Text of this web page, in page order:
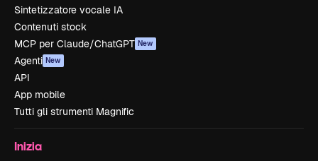
Sintetizzatore vocale IA
Contenuti stock
MCP per Claude/ChatGPT New
Agenti New
API
App mobile
Tutti gli strumenti Magnific
Inizia